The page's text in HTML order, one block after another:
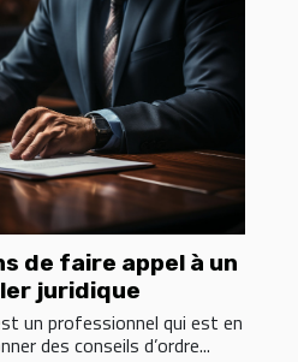
de faire appel à un
juridique
un professionnel qui est en
des conseils d’ordre...